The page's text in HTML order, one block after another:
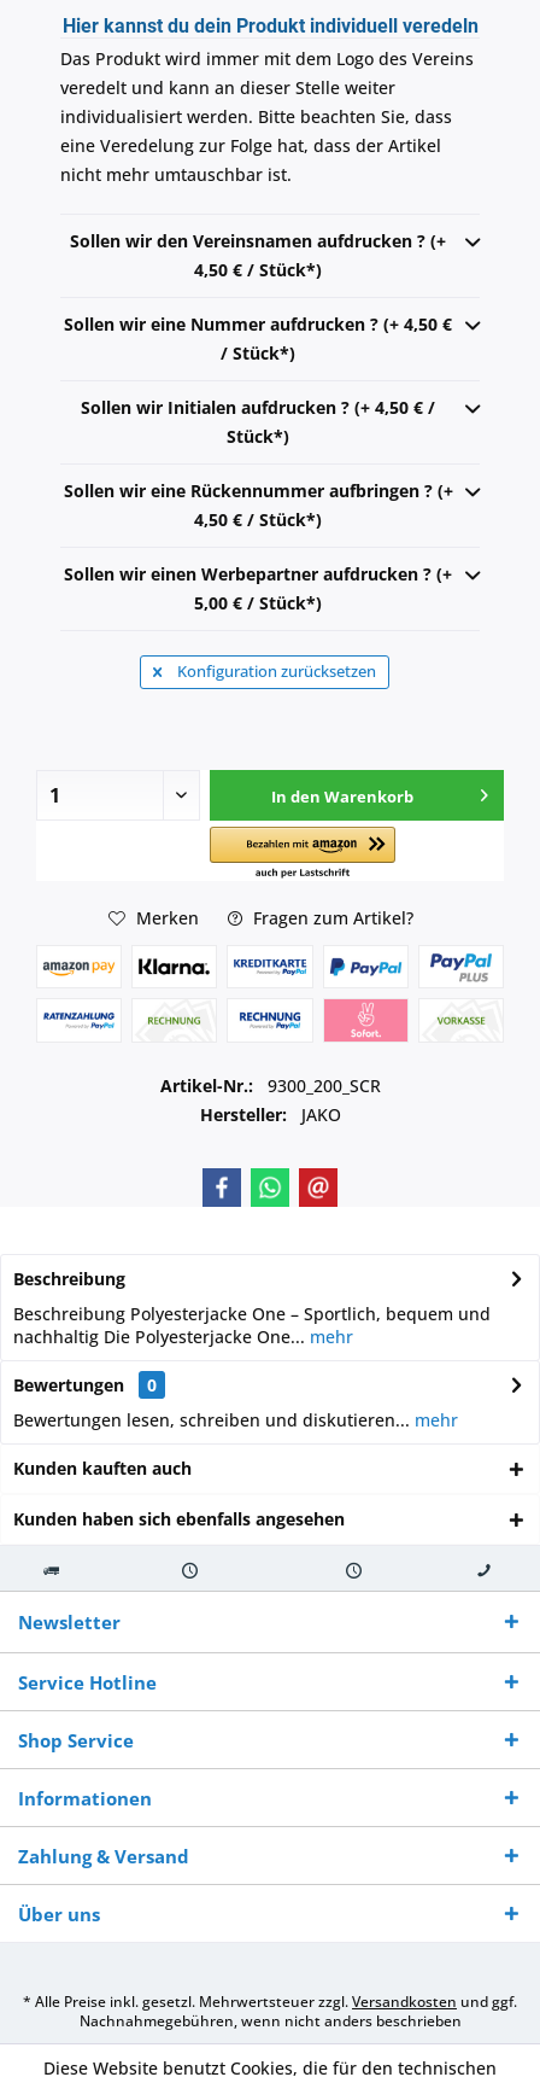
Hier kannst du dein Produkt individuell veredeln
Das Produkt wird immer mit dem Logo des Vereins
veredelt und kann an dieser Stelle weiter
individualisiert werden. Bitte beachten Sie, dass
eine Veredelung zur Folge hat, dass der Artikel
nicht mehr umtauschbar ist.
Sollen wir den Vereinsnamen aufdrucken ? (+
4,50 € / Stück*)
Sollen wir eine Nummer aufdrucken ? (+ 4,50 €
/ Stück*)
Sollen wir Initialen aufdrucken ? (+ 4,50 € /
Stück*)
Sollen wir eine Rückennummer aufbringen ? (+
4,50 € / Stück*)
Sollen wir einen Werbepartner aufdrucken ? (+
5,00 € / Stück*)
Konfiguration zurücksetzen
In den Warenkorb
Merken Fragen zum Artikel?
Artikel-Nr.:
9300_200_SCR
Hersteller:
JAKO
Beschreibung
Beschreibung Polyesterjacke One – Sportlich, bequem und
nachhaltig Die Polyesterjacke One... mehr
Bewertungen
0
Bewertungen lesen, schreiben und diskutieren... mehr
Kunden kauften auch
Kunden haben sich ebenfalls angesehen
Kostenloser
Versand ab €
250,-
Versand innerhalb von Versand von So erreichen
Sie uns 0160
970 511 90
Newsletter
Service Hotline
Shop Service
Informationen
Zahlung & Versand
Über uns
* Alle Preise inkl. gesetzl. Mehrwertsteuer zzgl.Versandkosten und ggf.
Nachnahmegebühren, wenn nicht anders beschrieben
Diese Website benutzt Cookies, die für den technischen